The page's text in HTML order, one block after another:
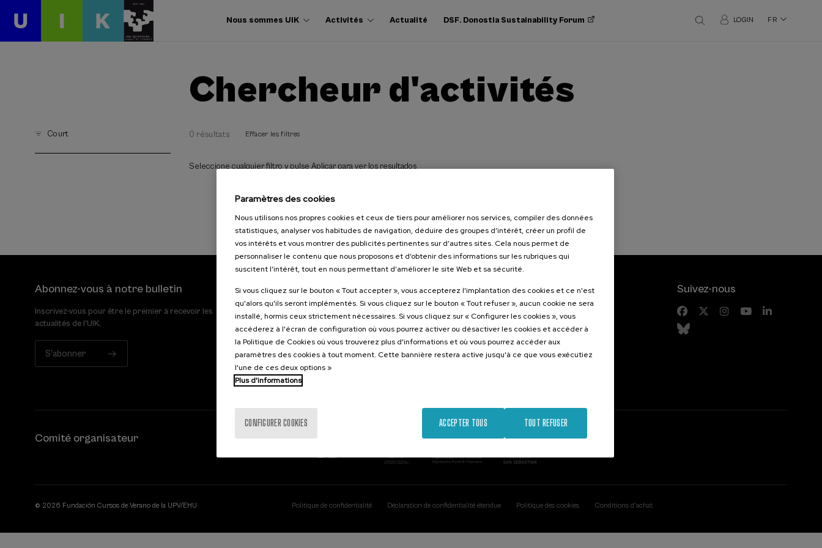
Nous sommes UIK Activités Actualité DSF. Donostia Sustainability Forum LOGIN FR
Chercheur d'activités
Court 0 résultats Effacer les filtres
Seleccione cualquier filtro y pulse Aplicar para ver los resultados
Abonnez-vous à notre bulletin
Inscrivez-vous pour être le premier à recevoir les
actualités de l'UIK.
S'abonner
Contact
20007 Donostia / San Sebastián
Contactez-nous!
Intéressant...
Activités précédentes
Suivez-nous
Comité organisateur
© 2026 Fundación Cursos de Verano de la UPV/EHU Politique de confidentialité Déclaration de confidentialité étendue Politique des cookies Conditions d'achat
Paramètres des cookies
Nous utilisons nos propres cookies et ceux de tiers pour améliorer nos services, compiler des données
statistiques, analyser vos habitudes de navigation, déduire des groupes d’intérêt, créer un profil de
vos intérêts et vous montrer des publicités pertinentes sur d’autres sites. Cela nous permet de
personnaliser le contenu que nous proposons et d’obtenir des informations sur les rubriques qui
suscitent l’intérêt, tout en nous permettant d’améliorer le site Web et sa sécurité.
Si vous cliquez sur le bouton « Tout accepter », vous accepterez l'implantation des cookies et ce n'est
qu'alors qu'ils seront implémentés. Si vous cliquez sur le bouton « Tout refuser », aucun cookie ne sera
installé, hormis ceux strictement nécessaires. Si vous cliquez sur « Configurer les cookies », vous
accéderez à l'écran de configuration où vous pourrez activer ou désactiver les cookies et accéder à
la Politique de Cookies où vous trouverez plus d'informations et où vous pourrez accéder aux
paramètres des cookies à tout moment. Cette bannière restera active jusqu'à ce que vous exécutiez
l'une de ces deux options »
Plus d'informations
CONFIGURER COOKIES TOUT REFUSER
ACCEPTER TOUS